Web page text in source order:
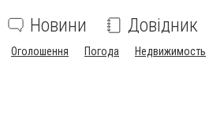
Новини Довідник
Оголошення Погода Недвижимость